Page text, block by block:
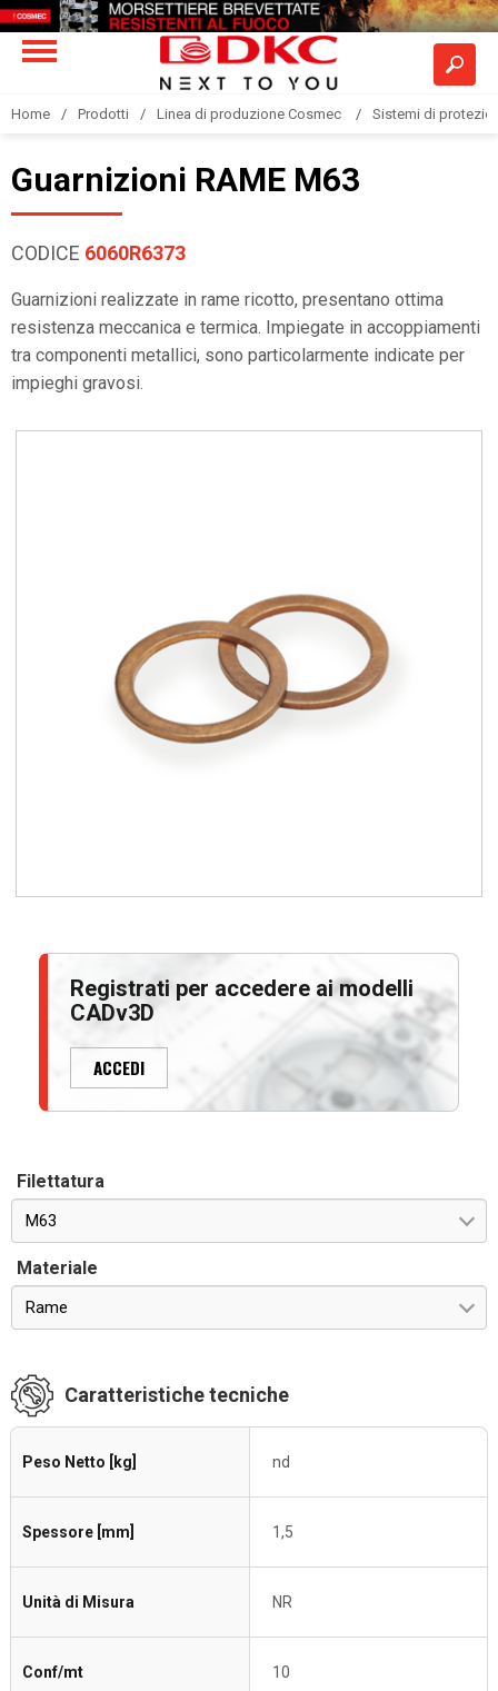
Home Prodotti Linea di produzione Cosmec Sistemi di
Guarnizioni RAME M63
CODICE 6060R6373
Guarnizioni realizzate in rame ricotto, presentano ottima
resistenza meccanica e termica. Impiegate in accoppiamenti
tra componenti metallici, sono particolarmente indicate per
impieghi gravosi.
Registrati per accedere ai modelli
CADv3D
ACCEDI
Filettatura
M63
Materiale
Rame
Caratteristiche tecniche
Peso Netto [kg] nd
Spessore [mm] 1,5
Unità di Misura NR
Conf/mt 10